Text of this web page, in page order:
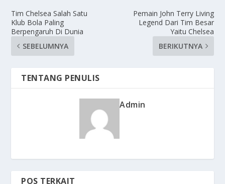
Tim Chelsea Salah Satu
Klub Bola Paling
Berpengaruh Di Dunia
SEBELUMNYA
Pemain John Terry Living
Legend Dari Tim Besar
Yaitu Chelsea
BERIKUTNYA
TENTANG PENULIS
Admin
POS TERKAIT